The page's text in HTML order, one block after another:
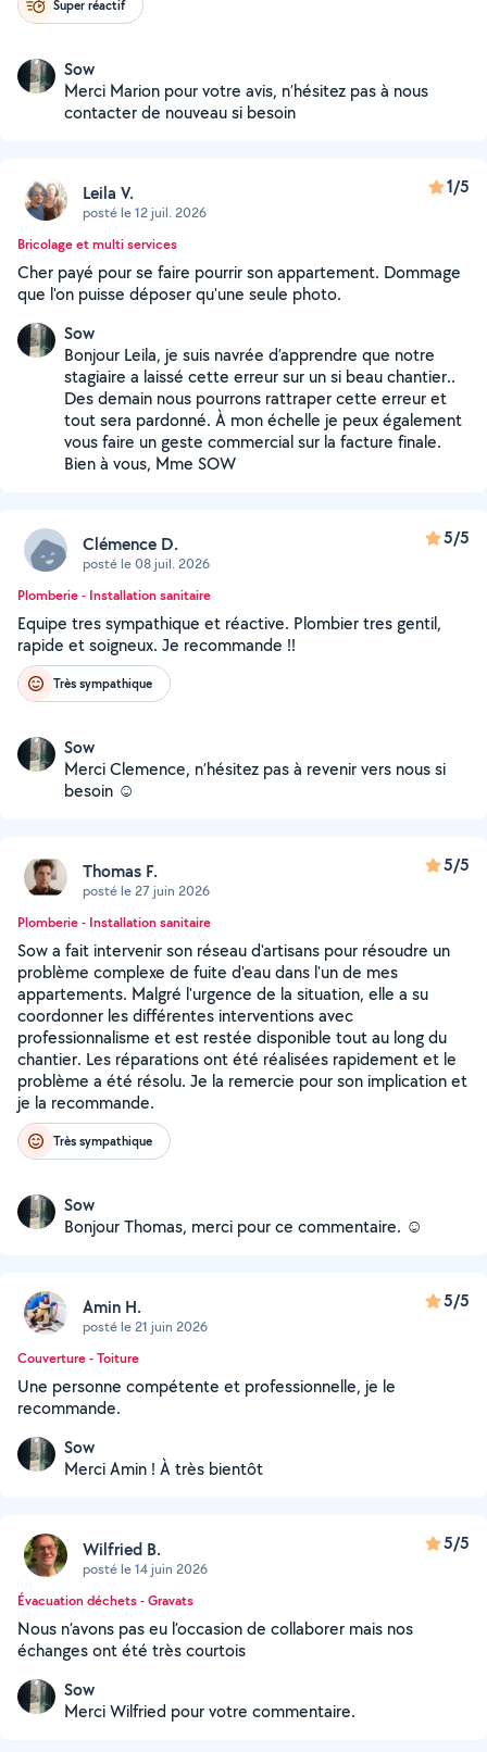
Super réactif
Sow
Merci Marion pour votre avis, n’hésitez pas à nous
contacter de nouveau si besoin
Leila V.
posté le 12 juil. 2026
1/5
Bricolage et multi services
Cher payé pour se faire pourrir son appartement. Dommage
que l'on puisse déposer qu'une seule photo.
Sow
Bonjour Leila, je suis navrée d’apprendre que notre
stagiaire a laissé cette erreur sur un si beau chantier..
Des demain nous pourrons rattraper cette erreur et
tout sera pardonné. À mon échelle je peux également
vous faire un geste commercial sur la facture finale.
Bien à vous, Mme SOW
Clémence D.
posté le 08 juil. 2026
5/5
Plomberie - Installation sanitaire
Equipe tres sympathique et réactive. Plombier tres gentil,
rapide et soigneux. Je recommande !!
Très sympathique
Sow
Merci Clemence, n’hésitez pas à revenir vers nous si
besoin ☺️
Thomas F.
posté le 27 juin 2026
5/5
Plomberie - Installation sanitaire
Sow a fait intervenir son réseau d'artisans pour résoudre un
problème complexe de fuite d'eau dans l'un de mes
appartements. Malgré l'urgence de la situation, elle a su
coordonner les différentes interventions avec
professionnalisme et est restée disponible tout au long du
chantier. Les réparations ont été réalisées rapidement et le
problème a été résolu. Je la remercie pour son implication et
je la recommande.
Très sympathique
Sow
Bonjour Thomas, merci pour ce commentaire. ☺️
Amin H.
posté le 21 juin 2026
5/5
Couverture - Toiture
Une personne compétente et professionnelle, je le
recommande.
Sow
Merci Amin ! À très bientôt
Wilfried B.
posté le 14 juin 2026
5/5
Évacuation déchets - Gravats
Nous n’avons pas eu l’occasion de collaborer mais nos
échanges ont été très courtois
Sow
Merci Wilfried pour votre commentaire.